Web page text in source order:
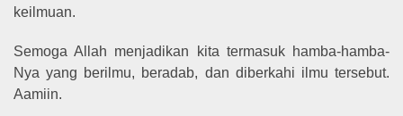
keilmuan.
Semoga Allah menjadikan kita termasuk hamba-hamba-
Nya yang berilmu, beradab, dan diberkahi ilmu tersebut.
Aamiin.